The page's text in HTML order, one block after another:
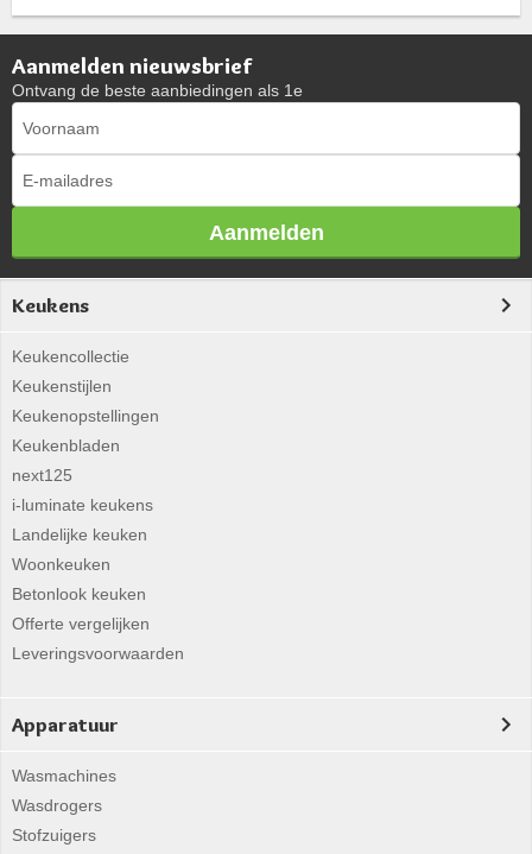
Aanmelden nieuwsbrief
Ontvang de beste aanbiedingen als 1e
Aanmelden
Keukens
Keukencollectie
Keukenstijlen
Keukenopstellingen
Keukenbladen
next125
i-luminate keukens
Landelijke keuken
Woonkeuken
Betonlook keuken
Offerte vergelijken
Leveringsvoorwaarden
Apparatuur
Wasmachines
Wasdrogers
Stofzuigers